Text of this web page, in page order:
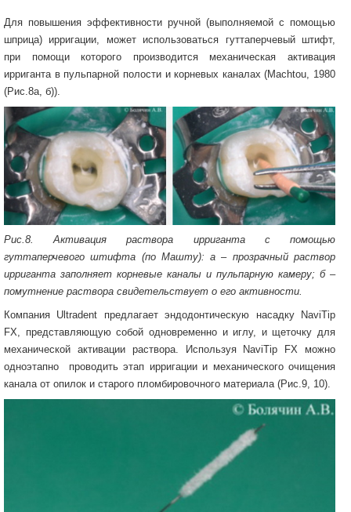
Для повышения эффективности ручной (выполняемой с помощью
шприца) ирригации, может использоваться гуттаперчевый штифт,
при помощи которого производится механическая активация
ирриганта в пульпарной полости и корневых каналах (Machtou, 1980
(Рис.8а, б)).
Рис.8. Активация раствора ирриганта с помощью
гуттаперчевого штифта (по Машту): а – прозрачный раствор
ирриганта заполняет корневые каналы и пульпарную камеру; б –
помутнение раствора свидетельствует о его активности.
Компания Ultradent предлагает эндодонтическую насадку NaviTip
FX, представляющую собой одновременно и иглу, и щеточку для
механической активации раствора. Используя NaviTip FX можно
одноэтапно проводить этап ирригации и механического очищения
канала от опилок и старого пломбировочного материала (Рис.9, 10).